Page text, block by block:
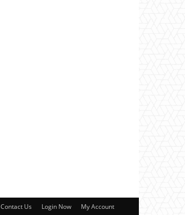
Contact Us Login Now My Account